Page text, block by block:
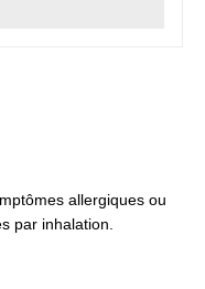
allergiques ou
par inhalation.